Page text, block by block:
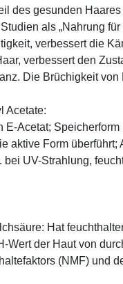
des gesunden
als „Nahrung
verbessert die
verbessert den
Die Brüchigkeit
Acetate:
E-Acetat;
aktive Form überführt;
bei UV-Strahlung,
Hat
Wert der Haut von
(NMF) und